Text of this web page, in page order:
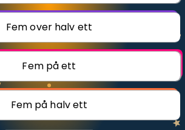
privatundervisning
Inviter en venn
Fem over halv ett
Fem på ett
Fem på halv ett